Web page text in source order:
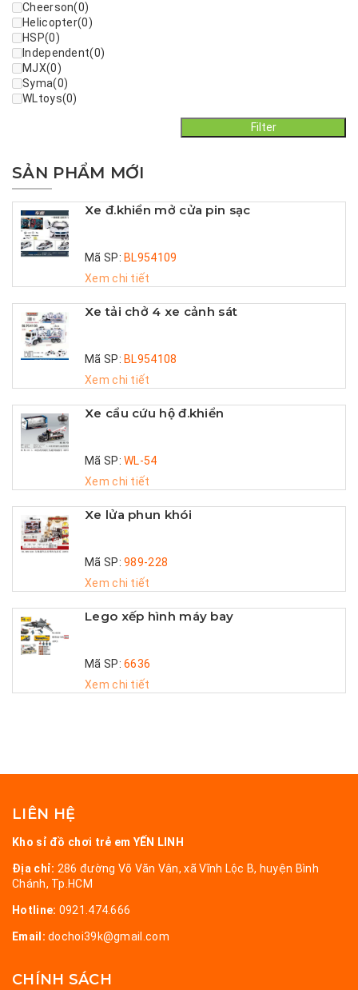
Cheerson(0)
Helicopter(0)
HSP(0)
Independent(0)
MJX(0)
Syma(0)
WLtoys(0)
Filter
SẢN PHẨM MỚI
Xe đ.khiển mở cửa pin sạc
Mã SP: BL954109
Xem chi tiết
Xe tải chở 4 xe cảnh sát
Mã SP: BL954108
Xem chi tiết
Xe cẩu cứu hộ đ.khiển
Mã SP:WL-54
Xem chi tiết
Xe lửa phun khói
Mã SP:989-228
Xem chi tiết
Lego xếp hình máy bay
Mã SP:6636
Xem chi tiết
LIÊN HỆ
Kho sỉ đồ chơi trẻ em YẾN LINH
Địa chỉ: 286 đường Võ Văn Vân, xã Vĩnh Lộc B, huyện Bình
Chánh, Tp.HCM
Hotline: 0921.474.666
Email: dochoi39k@gmail.com
CHÍNH SÁCH